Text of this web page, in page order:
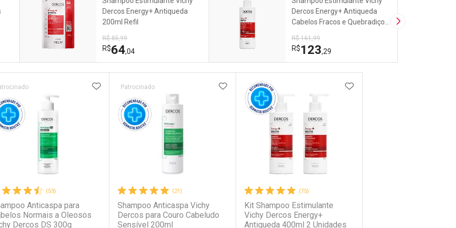
Próxima Imagem
Dercos Energy+ Antiqueda
200ml Refil
R$ 85,99
R$64,04
Dercos Energy+ Antiqueda
Cabelos Fracos e Quebradiços
400ml
R$ 161,99
R$123,29
(53)
Anticaspa para
Normais a Oleosos
Dercos DS 300g
ADICIONAR AOS FAVORITOS
(21)
Shampoo Anticaspa Vichy
Dercos para Couro Cabeludo
Sensível 200ml
Patrocinado ADICIONAR AOS FAVORITOS
(75)
Kit Shampoo Estimulante
Vichy Dercos Energy+
Antiqueda 400ml 2 Unidades
ADICIONAR AOS